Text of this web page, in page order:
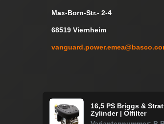
Max-Born-Str.- 2-4
68519 Viernheim
16,5 PS Briggs &
Zylinder | Ölfilter